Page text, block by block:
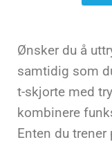
Ønsker du å
samtidig som
t-skjorte med
kombinere
Enten du